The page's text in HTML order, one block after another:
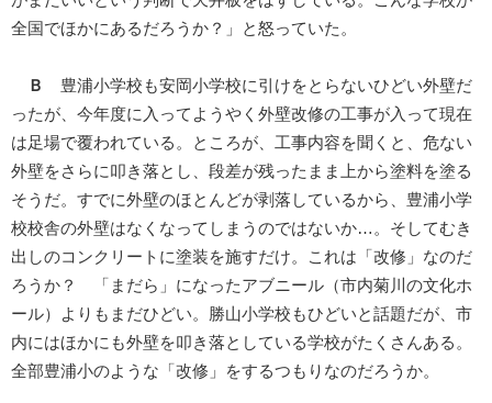
全国でほかにあるだろうか？」と怒っていた。
Ｂ
豊浦小学校も安岡小学校に引けをとらないひどい外壁だ
ったが、今年度に入ってようやく外壁改修の工事が入って現在
は足場で覆われている。ところが、工事内容を聞くと、危ない
外壁をさらに叩き落とし、段差が残ったまま上から塗料を塗る
そうだ。すでに外壁のほとんどが剥落しているから、豊浦小学
校校舎の外壁はなくなってしまうのではないか…。そしてむき
出しのコンクリートに塗装を施すだけ。これは「改修」なのだ
ろうか？ 「まだら」になったアブニール（市内菊川の文化ホ
ール）よりもまだひどい。勝山小学校もひどいと話題だが、市
内にはほかにも外壁を叩き落としている学校がたくさんある。
全部豊浦小のような「改修」をするつもりなのだろうか。